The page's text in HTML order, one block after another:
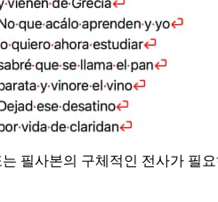
필사본의 구체적인 전사가 필